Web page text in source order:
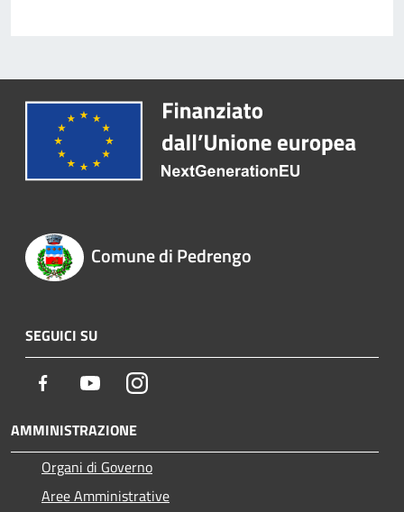
Comune di Pedrengo
SEGUICI SU
Facebook YoutubeInstagram
AMMINISTRAZIONE
Organi di Governo
Aree Amministrative